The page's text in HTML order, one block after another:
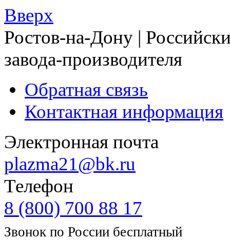
Вверх
Ростов-на-Дону |
завода-производителя
Обратная связь
Контактная информация
Электронная почта
plazma21@bk.ru
Телефон
8 (800) 700 88 17
Звонок по России бесплатный